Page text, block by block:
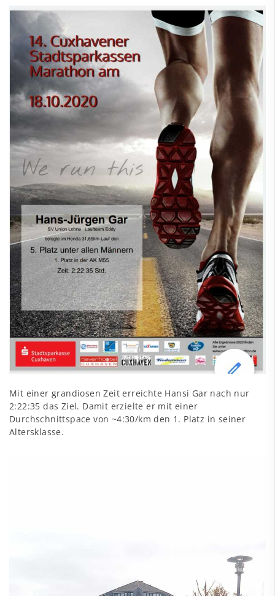
Mit einer grandiosen Zeit erreichte Hansi Gar nach nur
2:22:35 das Ziel. Damit erzielte er mit einer
Durchschnittspace von ~4:30/km den 1. Platz in seiner
Altersklasse.